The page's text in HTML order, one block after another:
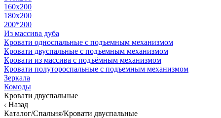
160х200
180х200
200*200
Из массива дуба
Кровати односпальные с подъемным механизмом
Кровати двуспальные с подъемным механизмом
Кровати из массива с подъёмным механизмом
Кровати полутороспальные с подъемным механизмом
Зеркала
Комоды
Кровати двуспальные
Назад
Каталог/Спальня/Кровати двуспальные